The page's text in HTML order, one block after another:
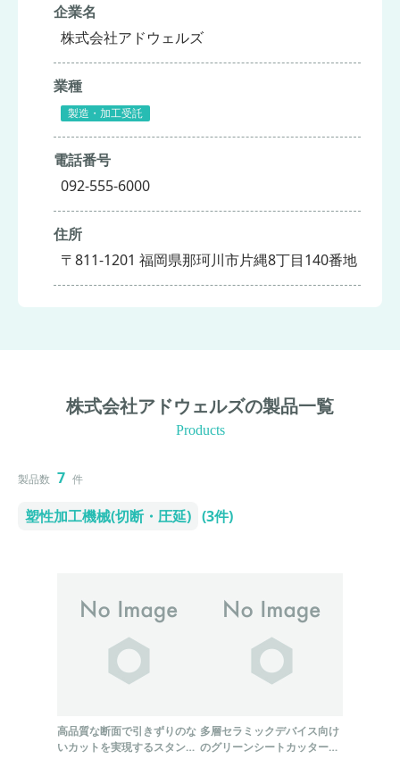
企業名
株式会社アドウェルズ
業種
製造・加工受託
電話番号
092-555-6000
住所
〒811-1201 福岡県那珂川市片縄8丁目140番地
株式会社アドウェルズの製品一覧
Products
製品数 7 件
塑性加工機械(切断・圧延) (3件)
高品質な断面で引きずりのな
いカットを実現するスタンド
多層セラミックデバイス向け
のグリーンシートカッター、